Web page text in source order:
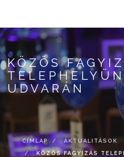
tartalomra
KÖZÖS
UDVARÁN
CÍMLAP
AKTUALITÁSOK
KÖZÖS FAGYIZÁS